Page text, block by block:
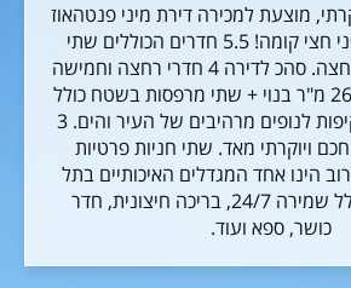
מוצעת למכירה דירת מיני פנטהאוז
המשתרעת על פני חצי קומה! 5.5 חדרים הכוללים שתי
סוויטות עם חדרי רחצה. סהכ לדירה 4 חדרי רחצה וחמישה
חדרי שירותים. כ 260 מ"ר בנוי + שתי מרפסות בשטח כולל
של 130 מ"ר משקיפות לנופים מרהיבים של העיר והים. 3
חכם ויוקרתי מאד. שתי חניות פרטיות
הינו אחד המגדלים האיכותיים בתל
אביב. המגדל כולל שמירה 24/7, בריכה חיצונית, חדר
כושר, ספא ועוד.